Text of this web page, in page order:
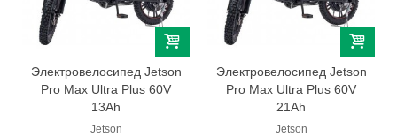
Электровелосипед Jetson
Pro Max Ultra Plus 60V
13Ah
Jetson
Электровелосипед Jetson
Pro Max Ultra Plus 60V
21Ah
Jetson